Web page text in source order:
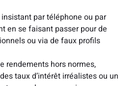
par téléphone ou par
en se faisant passer pour de
ou via de faux profils
rendements hors normes,
taux d’intérêt irréalistes ou un